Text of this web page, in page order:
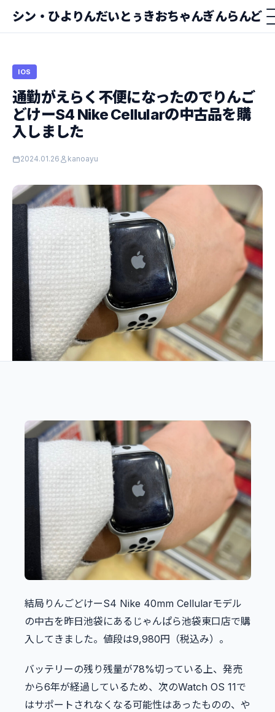
シン・ひよりんだいとぅきおちゃんぎんらんど
IOS
通勤がえらく不便になったのでりんご
どけーS4 Nike Cellularの中古品を購
入しました
2024.01.26 kanoayu
結局りんごどけーS4 Nike 40mm Cellularモデル
の中古を昨日池袋にあるじゃんぱら池袋東口店で購
入してきました。値段は9,980円（税込み）。
バッテリーの残り残量が78%切っている上、発売
から6年が経過しているため、次のWatch OS 11で
はサポートされなくなる可能性はあったものの、や